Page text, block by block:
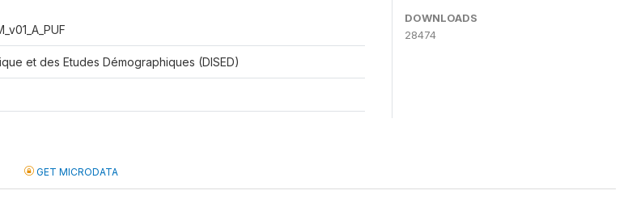
et des Etudes Démographiques (DISED)
DOWNLOADS
28474
GET MICRODATA